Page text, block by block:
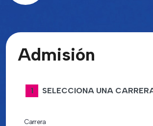
Admisión
1 SELECCIONA UNA
Carrera